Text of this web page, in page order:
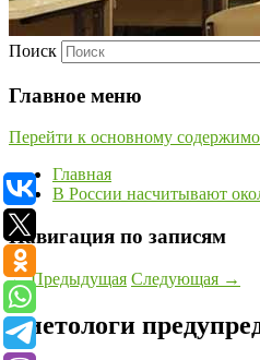
Поиск
Главное меню
Перейти к основному
Главная
В России насчитывают
Навигация по записям
←Предыдущая Следующая →
Диетологи